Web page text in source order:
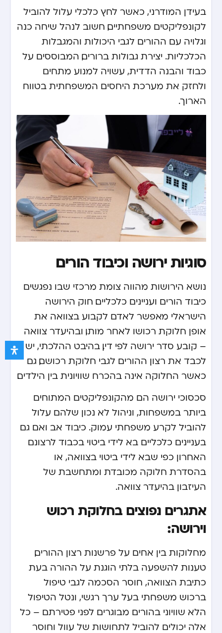
בעידן המודרני, כאשר לחץ כלכלי עלול להוביל
לקונפליקטים משפחתיים, חשוב לנהל שיחה כנה
וגלויה עם ההורים לגבי היכולות והמגבלות
הכלכליות. יצירת גבולות ברורים, המבוססים על
כבוד והבנה הדדית, עשויה למנוע מתחים
ולחזק את מערכת היחסים המשפחתית בטווח
הארוך.
סוגיות ירושה וכיבוד הורים
נושא הירושות מהווה צומת מרכזי שבו נפגשים
כיבוד הורים ועניינים כלכליים. חוק הירושה
הישראלי מאפשר לאדם לקבוע בצוואה את
אופן חלוקת רכושו לאחר מותו, ובהיעדר צוואה
– קובע סדר ירושה לפי דין. בהיבט ההלכתי, יש
לכבד את רצון ההורים לגבי חלוקת רכושם, גם
כאשר החלוקה אינה בהכרח שוויונית בין הילדים.
סכסוכי ירושה הם מהקונפליקטים המתוחים
ביותר במשפחות, וניהול לא נכון שלהם עלול
להוביל לקרע משפחתי עמוק. כיבוד אב ואם גם
בעניינים כלכליים בא לידי ביטוי בכבוד לרצונם
האחרון כפי שבא לידי ביטוי בצוואה, או
בהסדרת חלוקה מכובדת ומתחשבת של
העיזבון בהיעדר צוואה.
אתגרים נפוצים בחלוקת רכוש
וירושה:
מחלוקות בין אחים על פרשנות רצון ההורים,
טענות להשפעה בלתי הוגנת על ההורה בעת
כתיבת הצוואה, חוסר הסכמה לגבי טיפול
ברכוש משפחתי בעל ערך רגשי, ונטל הטיפול
הלא שוויוני בהורים מבוגרים לפני פטירתם – כל
אלה יכולים להוביל לתחושות של עוול וחוסר